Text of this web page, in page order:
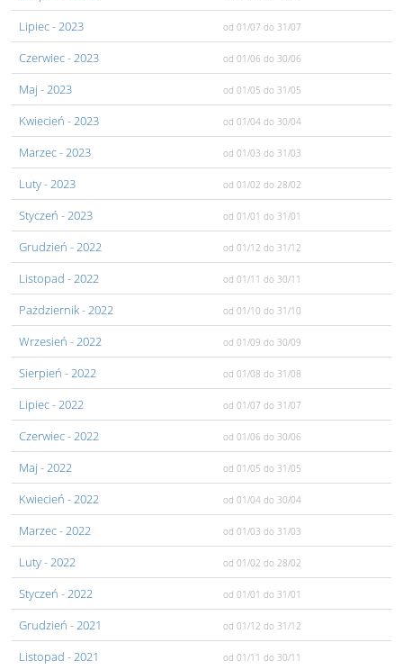
Lipiec- 2023 od 01/07 do 31/07
Czerwiec- 2023 od 01/06 do 30/06
Maj - 2023 od 01/05 do 31/05
Kwiecień - 2023 od 01/04 do 30/04
Marzec- 2023 od 01/03 do 31/03
Luty- 2023 od 01/02 do 28/02
Styczeń - 2023 od 01/01 do 31/01
Grudzień - 2022 od 01/12 do 31/12
Listopad - 2022 od 01/11 do 30/11
Pażdziernik- 2022 od 01/10 do 31/10
Wrzesień - 2022 od 01/09 do 30/09
Sierpień - 2022 od 01/08 do 31/08
Lipiec- 2022 od 01/07 do 31/07
Czerwiec- 2022 od 01/06 do 30/06
Maj - 2022 od 01/05 do 31/05
Kwiecień - 2022 od 01/04 do 30/04
Marzec- 2022 od 01/03 do 31/03
Luty- 2022 od 01/02 do 28/02
Styczeń - 2022 od 01/01 do 31/01
Grudzień - 2021 od 01/12 do 31/12
Listopad - 2021 od 01/11 do 30/11